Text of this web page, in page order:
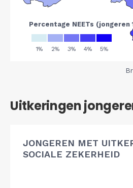
Uitkeringen
JONGEREN MET
SOCIALE ZEKERHEID